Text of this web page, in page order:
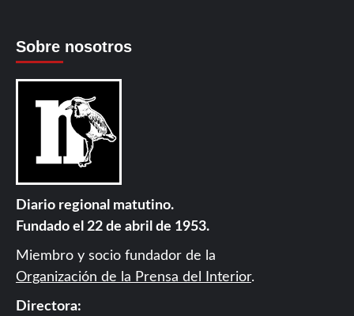
Sobre nosotros
Diario regional matutino.
Fundado el 22 de abril de 1953.
Miembro y socio fundador de la
Organización de la Prensa del Interior.
Directora: